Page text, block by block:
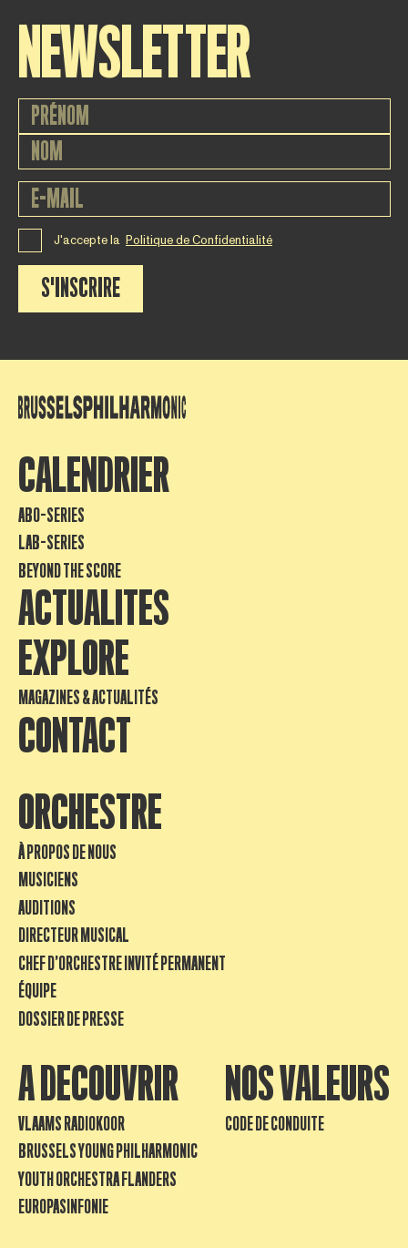
NEWSLETTER
J'accepte la Politique de Confidentialité
S'INSCRIRE
CALENDRIER
ABO-SERIES
LAB-SERIES
BEYOND THE SCORE
ACTUALITES
EXPLORE
MAGAZINES & ACTUALITÉS
CONTACT
ORCHESTRE
À PROPOS DE NOUS
MUSICIENS
AUDITIONS
DIRECTEUR MUSICAL
CHEF D’ORCHESTRE INVITÉ PERMANENT
ÉQUIPE
DOSSIER DE PRESSE
A DECOUVRIR
VLAAMS RADIOKOOR
BRUSSELS YOUNG PHILHARMONIC
YOUTH ORCHESTRA FLANDERS
EUROPASINFONIE
NOS VALEURS
CODE DE CONDUITE